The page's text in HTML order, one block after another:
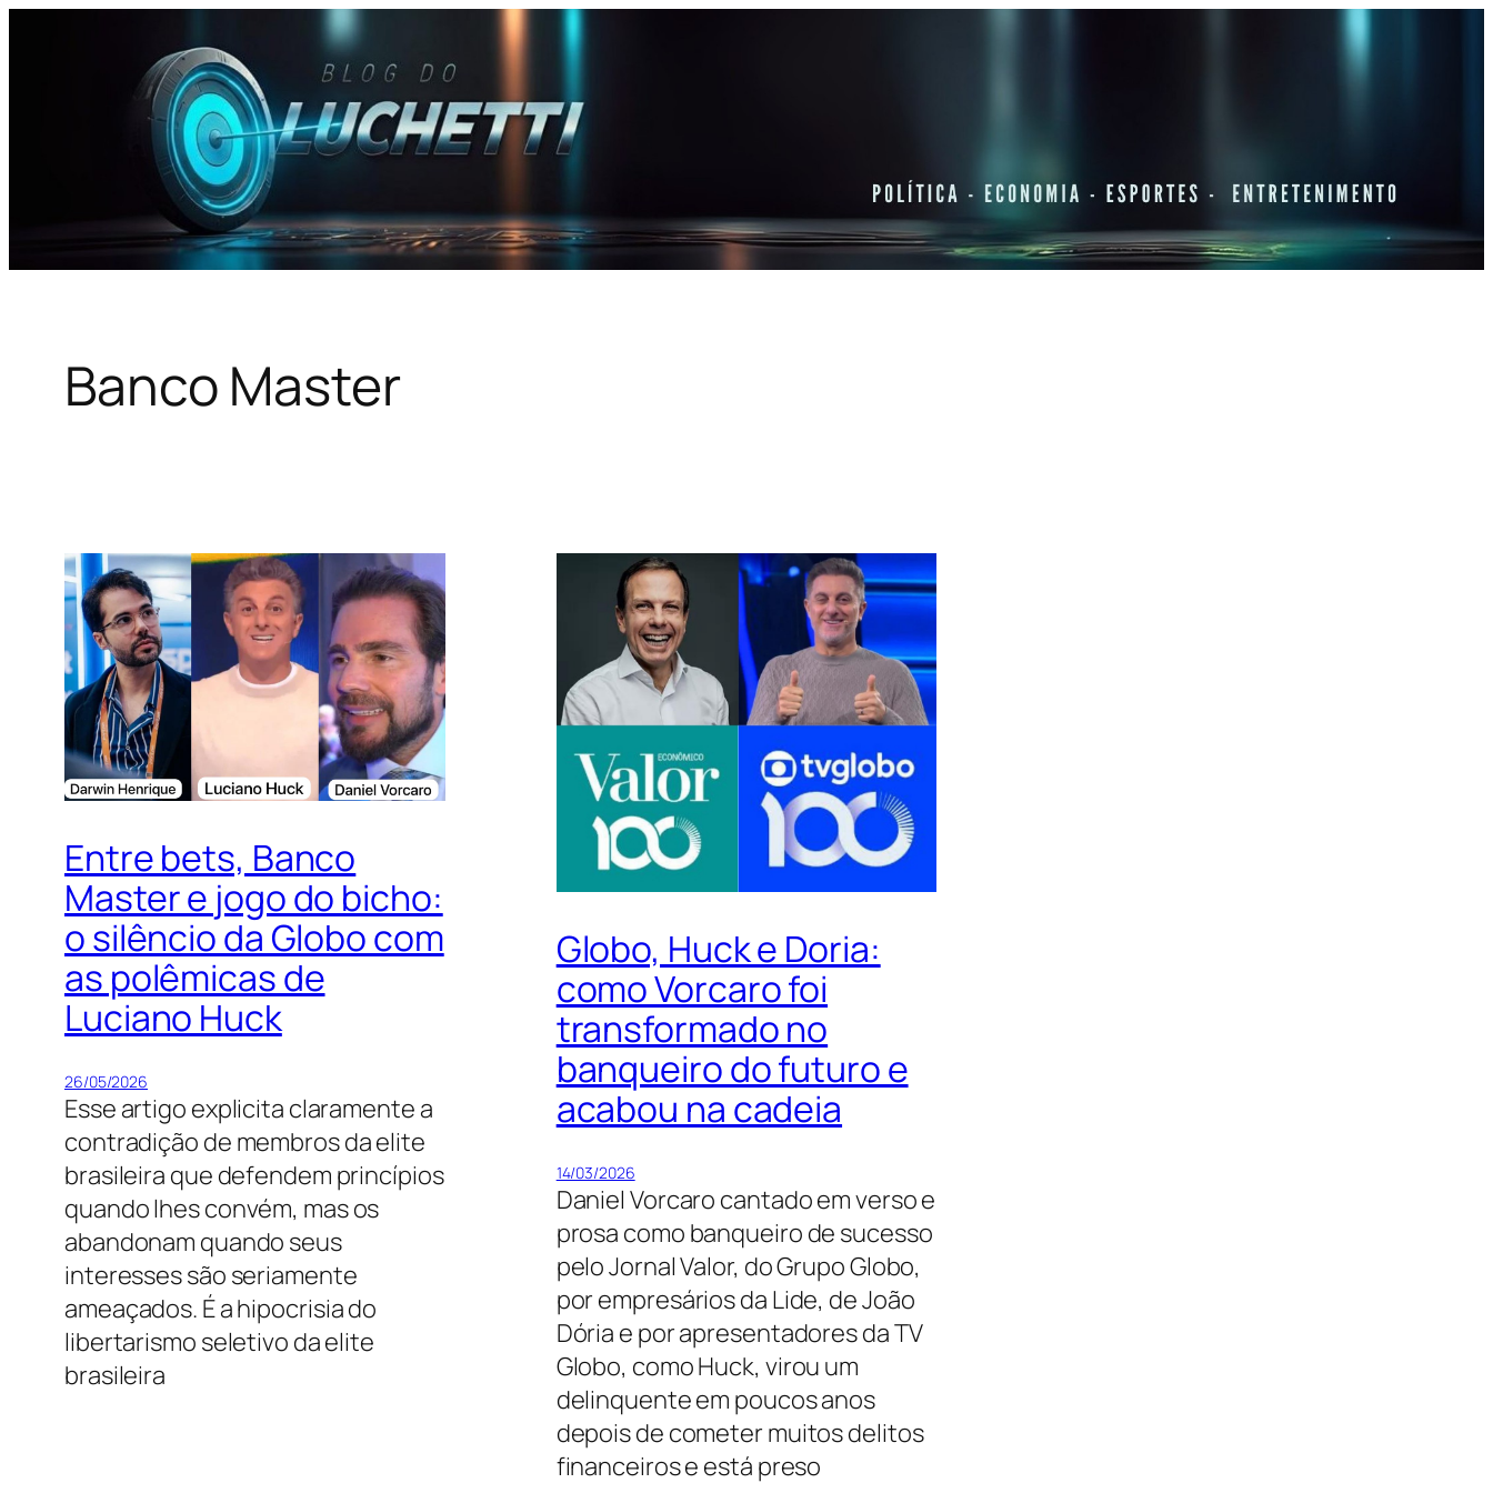
Banco Master
Entre bets, Banco
Master e jogo do bicho:
o silêncio da Globo com
as polêmicas de
Luciano Huck
26/05/2026
Esse artigo explicita claramente a
contradição de membros da elite
brasileira que defendem princípios
quando lhes convém, mas os
abandonam quando seus
interesses são seriamente
ameaçados. É a hipocrisia do
libertarismo seletivo da elite
brasileira
Globo, Huck e Doria:
como Vorcaro foi
transformado no
banqueiro do futuro e
acabou na cadeia
14/03/2026
Daniel Vorcaro cantado em verso e
prosa como banqueiro de sucesso
pelo Jornal Valor, do Grupo Globo,
por empresários da Lide, de João
Dória e por apresentadores da TV
Globo, como Huck, virou um
delinquente em poucos anos
depois de cometer muitos delitos
financeiros e está preso